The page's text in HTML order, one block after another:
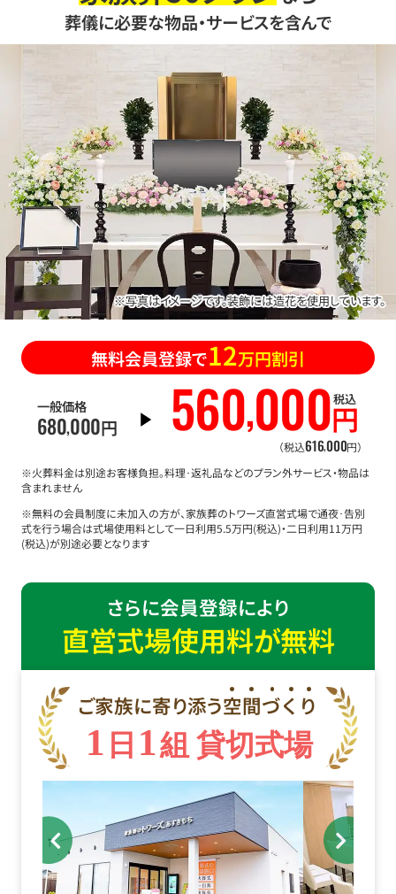
葬儀に必要な物品・サービスを含んで
※写真はイメージです。装飾には造花を使用しています。
無料会員登録で12万円割引
一般価格
680,000円 560,000円
税込
（税込616,000円）
※火葬料金は別途お客様負担。料理･返礼品などのプラン外サービス・物品は
含まれません
※無料の会員制度に未加入の方が、家族葬のトワーズ直営式場で通夜･告別
式を行う場合は式場使用料として一日利用5.5万円(税込)・二日利用11万円
(税込)が別途必要となります
さらに会員登録により
直営式場使用料が無料
ご家族に寄り添う空間づく り
1 日 1組 貸切式場